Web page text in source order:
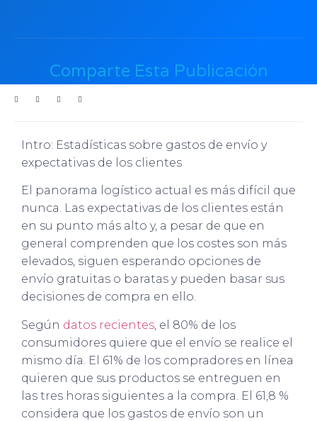
Comparte Esta Publicación
Intro: Estadísticas sobre gastos de envío y
expectativas de los clientes
El panorama logístico actual es más difícil que
nunca. Las expectativas de los clientes están
en su punto más alto y, a pesar de que en
general comprenden que los costes son más
elevados, siguen esperando opciones de
envío gratuitas o baratas y pueden basar sus
decisiones de compra en ello.
Según datos recientes , el 80% de los
consumidores quiere que el envío se realice el
mismo día. El 61% de los compradores en línea
quieren que sus productos se entreguen en
las tres horas siguientes a la compra. El 61,8 %
considera que los gastos de envío son un